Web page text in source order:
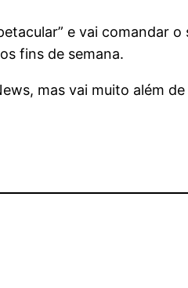
e vai comandar o
fins de semana.
mas vai muito além de